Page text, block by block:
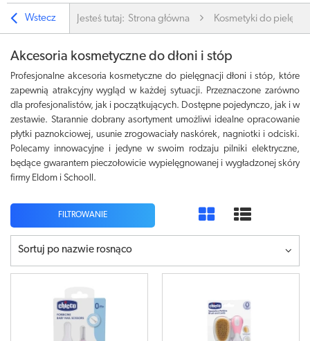
Wstecz Jesteś tutaj: Strona główna Kosmetyki do
Akcesoria kosmetyczne do dłoni i stóp
Profesjonalne akcesoria kosmetyczne do pielęgnacji dłoni i stóp, które
zapewnią atrakcyjny wygląd w każdej sytuacji. Przeznaczone zarówno
dla profesjonalistów, jak i początkujących. Dostępne pojedynczo, jak i w
zestawie. Starannie dobrany asortyment umożliwi idealne opracowanie
płytki paznokciowej, usunie zrogowaciały naskórek, nagniotki i odciski.
Polecamy innowacyjne i jedyne w swoim rodzaju pilniki elektryczne,
będące gwarantem pieczołowicie wypielęgnowanej i wygładzonej skóry
firmy Eldom i Schooll.
FILTROWANIE
Sortuj po nazwie rosnąco